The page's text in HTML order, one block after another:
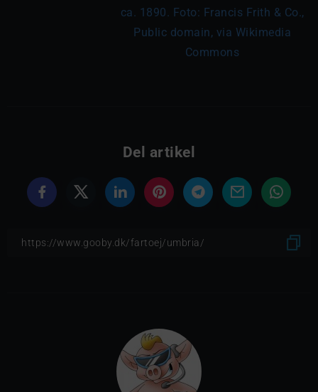
ca. 1890. Foto: Francis Frith & Co.,
Public domain, via Wikimedia
Commons
Del artikel